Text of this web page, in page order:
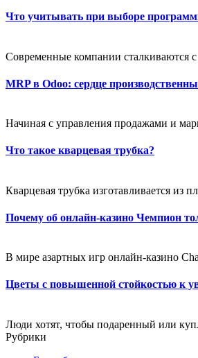
Что учитывать при выборе
Современные компании сталкиваются
MRP в Odoo: сердце
Начиная с управления продажами и
Что такое кварцевая трубка?
Кварцевая трубка изготавливается из
Почему об онлайн-казино Чемпион
В мире азартных игр онлайн-казино
Цветы с повышенной стойкостью к
Люди хотят, чтобы подаренный или
Рубрики